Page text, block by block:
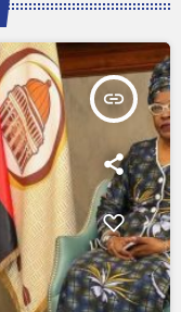
insert_link